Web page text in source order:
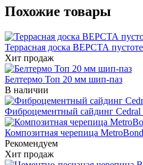
Похожие товары
Террасная доска ВЕРСТА
Хит продаж
Белтермо Топ 20 мм шип-паз
В наличии
Фиброцементный сайдинг Cedral
Композитная черепица MetroBond
Рекомендуем
Хит продаж